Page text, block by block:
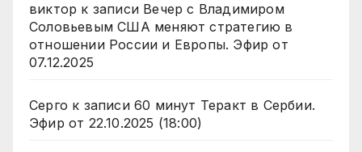
виктор к записи Вечер с Владимиром
Соловьевым США меняют стратегию в
отношении России и Европы. Эфир от
07.12.2025
Серго к записи 60 минут Теракт в Сербии.
Эфир от 22.10.2025 (18:00)